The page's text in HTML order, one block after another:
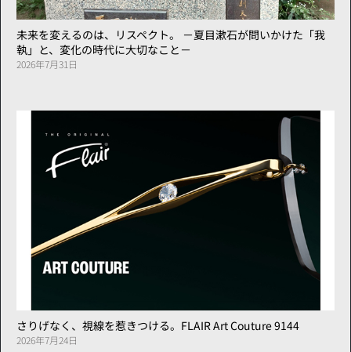
未来を変えるのは、リスペクト。 －夏目漱石が問いかけた「我
執」と、変化の時代に大切なこと－
2026年7月31日
さりげなく、視線を惹きつける。FLAIR Art Couture 9144
2026年7月24日